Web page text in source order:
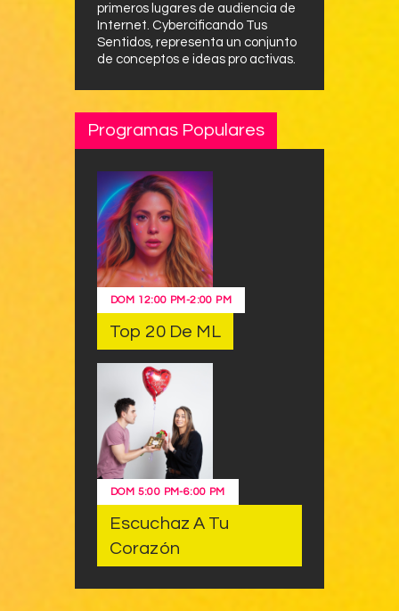
primeros lugares de audiencia de
Internet. Cybercificando Tus
Sentidos, representa un conjunto
de conceptos e ideas pro activas.
Programas Populares
DOM 12:00 PM-2:00 PM
Top 20 De ML
DOM 5:00 PM-6:00 PM
Escuchaz A Tu
Corazón